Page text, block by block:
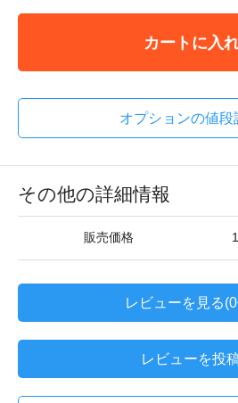
カートに入
オプションの値段
その他の詳細情報
販売価格
レビューを見る
レビューを投